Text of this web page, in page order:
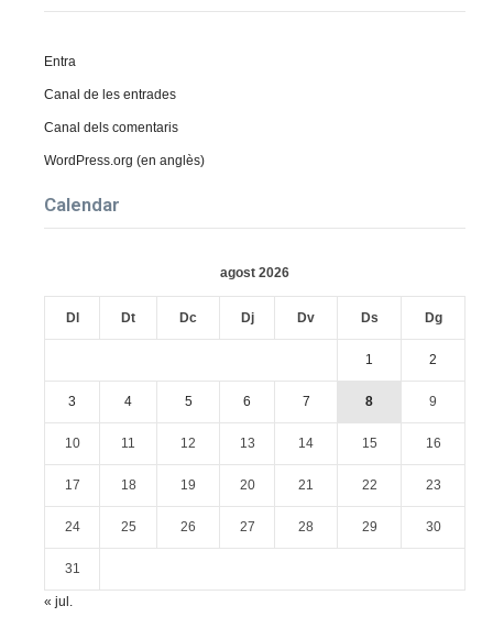
Entra
Canal de les entrades
Canal dels comentaris
WordPress.org (en anglès)
Calendar
agost 2026
Dl Dt Dc Dj Dv Ds Dg
1 2
3 4 5 6 7 8 9
10 11 12 13 14 15 16
17 18 19 20 21 22 23
24 25 26 27 28 29 30
31
« jul.